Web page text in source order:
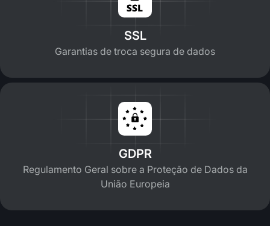
SSL
Garantias de troca segura de dados
GDPR
Regulamento Geral sobre a Proteção de Dados da
União Europeia